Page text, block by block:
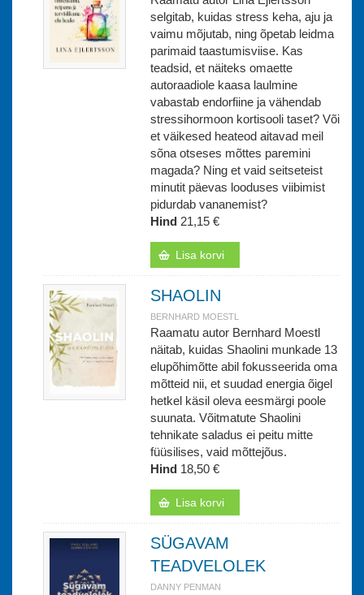
selgitab, kuidas stress keha, aju ja
vaimu mõjutab, ning õpetab leidma
parimaid taastumisviise. Kas
teadsid, et näiteks omaette
autoraadiole kaasa laulmine
vabastab endorfiine ja vähendab
stressihormoon kortisooli taset? Või
et väikesed heateod aitavad meil
sõna otseses mõttes paremini
magada? Ning et vaid seitseteist
minutit päevas looduses viibimist
pidurdab vananemist?
Hind 21,15 €
Lisa korvi
SHAOLIN
BERNHARD MOESTL
Raamatu autor Bernhard Moestl
näitab, kuidas Shaolini munkade 13
elupõhimõtte abil fokusseerida oma
mõtteid nii, et suudad energia õigel
hetkel käsil oleva eesmärgi poole
suunata. Võitmatute Shaolini
tehnikate saladus ei peitu mitte
füüsilises, vaid mõttejõus.
Hind 18,50 €
Lisa korvi
SÜGAVAM
TEADVELOLEK
DANNY PENMAN